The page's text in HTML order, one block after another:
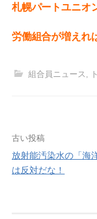
札幌パートユニ
労働組合が増えれ
組合員ニュース
投
稿
古い投稿
放射能汚染水の「海
は反対だな！